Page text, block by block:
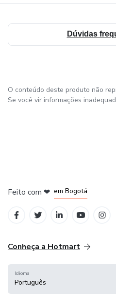
Dúvidas
O conteúdo deste produto não
Se você vir informações
Feito com ❤ em Bogotá
Conheça a Hotmart
Idioma
Português